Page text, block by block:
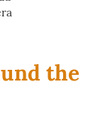
the